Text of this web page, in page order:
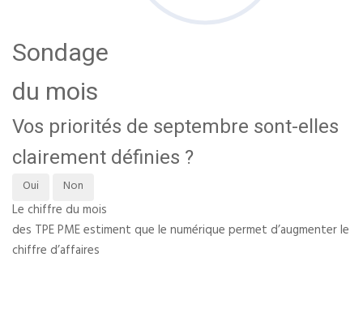
Sondage
du mois
Vos priorités de septembre sont-elles
clairement définies ?
Oui Non
Le chiffre du mois
des TPE PME estiment que le numérique permet d’augmenter le
chiffre d’affaires